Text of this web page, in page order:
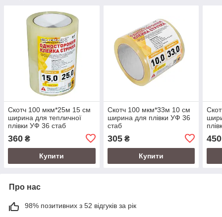
Скотч 100 мкм*25м 15 см
ширина для тепличної
плівки УФ 36 стаб
360 ₴
Купити
Скотч 100 мкм*33м 10 см
ширина для плівки УФ 36
стаб
305₴
Купити
450
Про нас
98% позитивних з 52 відгуків за рік